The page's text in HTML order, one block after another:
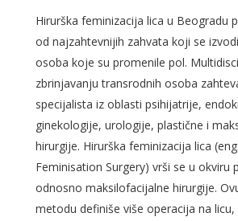
Hirurška feminizacija lica u Beogradu
od najzahtevnijih zahvata koji se
osoba koje su promenile pol.
zbrinjavanju transrodnih osoba
specijalista iz oblasti psihijatrije,
ginekologije, urologije, plastične i
hirurgije. Hirurška feminizacija lica
Feminisation Surgery) vrši se u okviru
odnosno maksilofacijalne hirurgije.
metodu definiše više operacija na licu,